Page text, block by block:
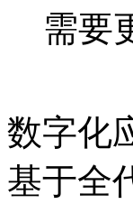
需要
数字化
基于全